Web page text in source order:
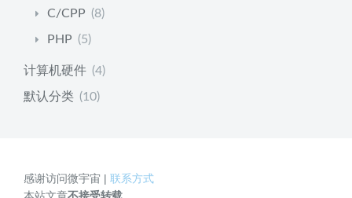
C/CPP (8)
PHP (5)
计算机硬件 (4)
默认分类 (10)
感谢访问微宇宙 | 联系方式